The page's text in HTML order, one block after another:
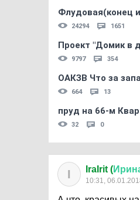
Флудовая(конец
24294 1651
Проект "Домик в
9797 354
ОАКЗВ Что за
664 13
пруд на 66-м
32 0
I IraIrit (
10:31,